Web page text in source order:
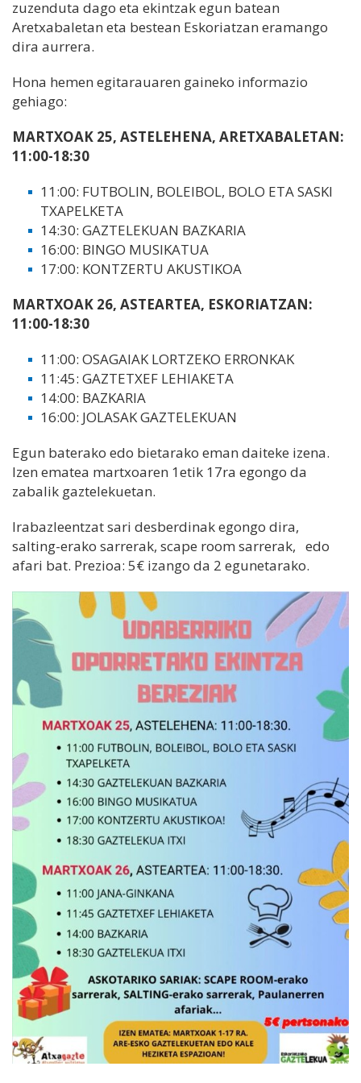
zuzenduta dago eta ekintzak egun batean
Aretxabaletan eta bestean Eskoriatzan eramango
dira aurrera.
Hona hemen egitarauaren gaineko informazio
gehiago:
MARTXOAK 25, ASTELEHENA, ARETXABALETAN:
11:00-18:30
11:00: FUTBOLIN, BOLEIBOL, BOLO ETA SASKI
TXAPELKETA
14:30: GAZTELEKUAN BAZKARIA
16:00: BINGO MUSIKATUA
17:00: KONTZERTU AKUSTIKOA
MARTXOAK 26, ASTEARTEA, ESKORIATZAN:
11:00-18:30
11:00: OSAGAIAK LORTZEKO ERRONKAK
11:45: GAZTETXEF LEHIAKETA
14:00: BAZKARIA
16:00: JOLASAK GAZTELEKUAN
Egun baterako edo bietarako eman daiteke izena.
Izen ematea martxoaren 1etik 17ra egongo da
zabalik gaztelekuetan.
Irabazleentzat sari desberdinak egongo dira,
salting-erako sarrerak, scape room sarrerak, edo
afari bat. Prezioa: 5€ izango da 2 egunetarako.